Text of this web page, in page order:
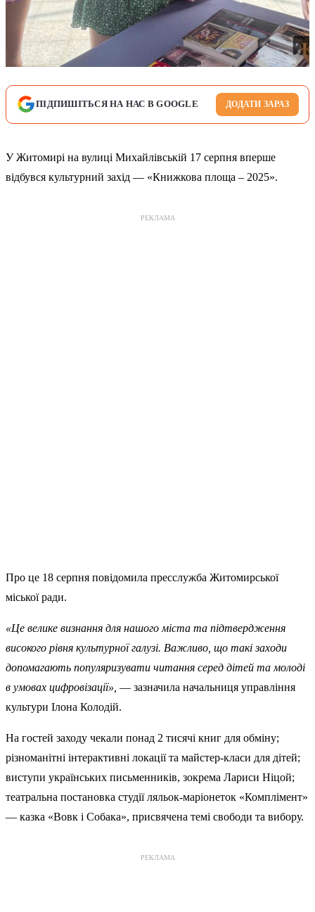
ПІДПИШІТЬСЯ НА НАС В GOOGLE ДОДАТИ ЗАРАЗ
У Житомирі на вулиці Михайлівській 17 серпня вперше
відбувся культурний захід — «Книжкова площа – 2025».
РЕКЛАМА
Про це 18 серпня повідомила пресслужба Житомирської
міської ради.
«Це велике визнання для нашого міста та підтвердження
високого рівня культурної галузі. Важливо, що такі заходи
допомагають популяризувати читання серед дітей та молоді
в умовах цифровізації», — зазначила начальниця управління
культури Ілона Колодій.
На гостей заходу чекали понад 2 тисячі книг для обміну;
різноманітні інтерактивні локації та майстер-класи для дітей;
виступи українських письменників, зокрема Лариси Ніцой;
театральна постановка студії ляльок-маріонеток «Комплімент»
— казка «Вовк і Собака», присвячена темі свободи та вибору.
РЕКЛАМА